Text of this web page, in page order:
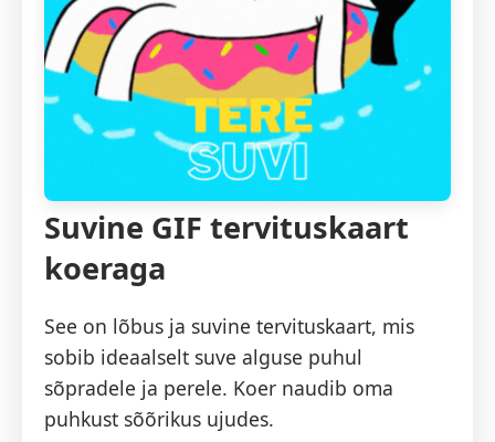
Suvine GIF tervituskaart
koeraga
See on lõbus ja suvine tervituskaart, mis
sobib ideaalselt suve alguse puhul
sõpradele ja perele. Koer naudib oma
puhkust sõõrikus ujudes.